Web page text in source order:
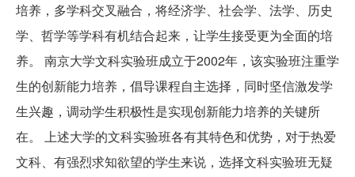
培养，多学科交叉融合，将经济学、社会学、法学、历史
学、哲学等学科有机结合起来，让学生接受更为全面的培
养。 南京大学文科实验班成立于2002年，该实验班注重学
生的创新能力培养，倡导课程自主选择，同时坚信激发学
生兴趣，调动学生积极性是实现创新能力培养的关键所
在。 上述大学的文科实验班各有其特色和优势，对于热爱
文科、有强烈求知欲望的学生来说，选择文科实验班无疑